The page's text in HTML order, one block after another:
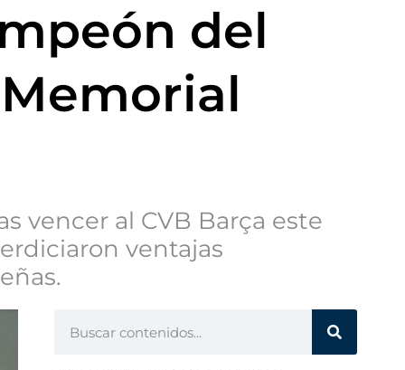
del
vencer al CVB Barça este
ventajas